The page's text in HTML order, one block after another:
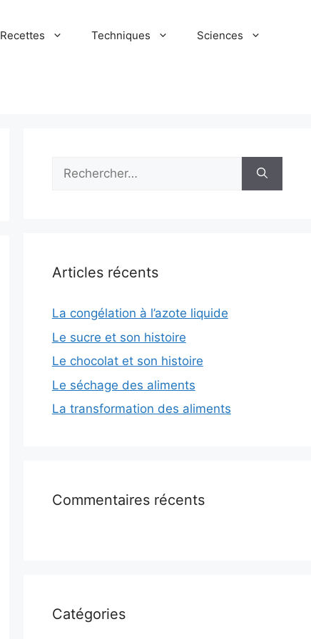
Recettes Techniques Sciences
Rechercher :
Articles récents
La congélation à l’azote liquide
Le sucre et son histoire
Le chocolat et son histoire
Le séchage des aliments
La transformation des aliments
Commentaires récents
Catégories